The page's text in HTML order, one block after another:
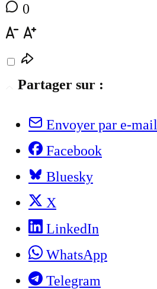
0
Partager sur :
Envoyer par e-mail
Facebook
Bluesky
X
LinkedIn
WhatsApp
Telegram